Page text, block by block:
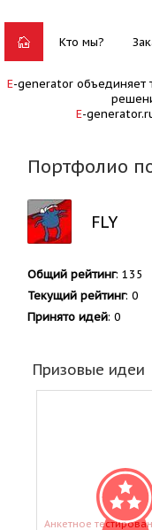
Кто мы?
E-generator объединяет
E-
Портфолио
FLY
Общий рейтинг: 135
Текущий рейтинг: 0
Принято идей: 0
Призовые идеи
Анкетное